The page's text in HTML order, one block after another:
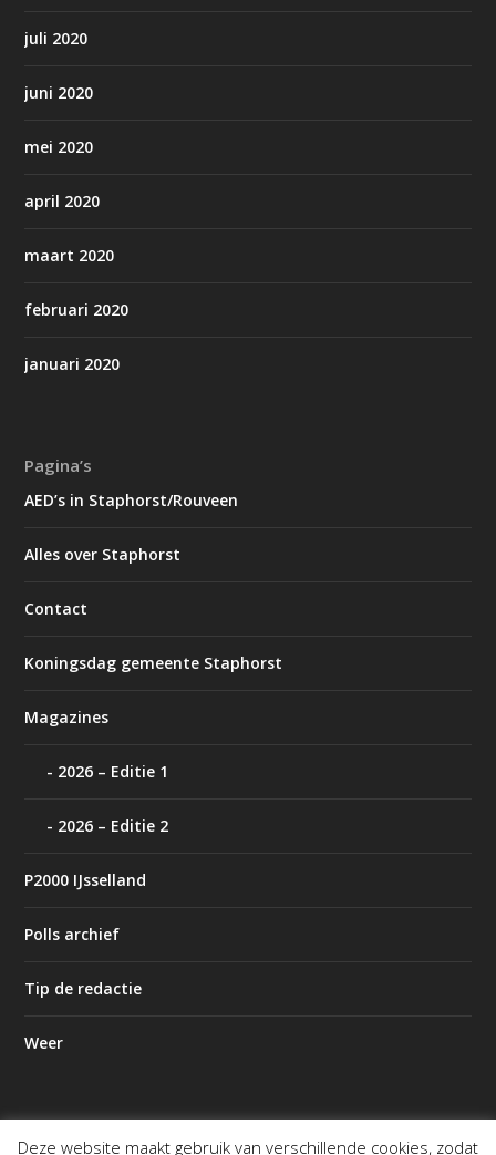
juli 2020
juni 2020
mei 2020
april 2020
maart 2020
februari 2020
januari 2020
Pagina’s
AED’s in Staphorst/Rouveen
Alles over Staphorst
Contact
Koningsdag gemeente Staphorst
Magazines
2026 – Editie 1
2026 – Editie 2
P2000 IJsselland
Polls archief
Tip de redactie
Weer
Deze website maakt gebruik van verschillende cookies, zodat